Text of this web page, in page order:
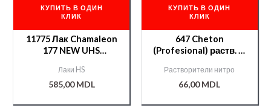
КУПИТЬ В ОДИН
КЛИК
11775 Лак Chamaleon
177 NEW UHS
Лаки HS
585,00MDL
КУПИТЬ В ОДИН
КЛИК
647 Cheton
(Profesional) раств. —
Растворители нитро
66,00MDL